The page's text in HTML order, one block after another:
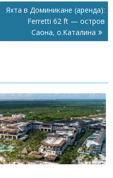
Яхта в Доминикане (аренда):
Ferretti 62 ft — остров
Саона, о.Каталина